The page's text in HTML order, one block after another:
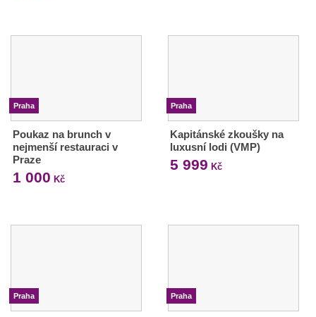
Praha
Poukaz na brunch v
nejmenší restauraci v
Praze
1 000 Kč
Praha
Kapitánské zkoušky na
luxusní lodi (VMP)
5 999 Kč
Praha Praha